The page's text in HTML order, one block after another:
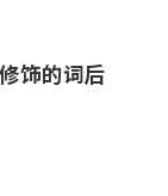
饰的词后